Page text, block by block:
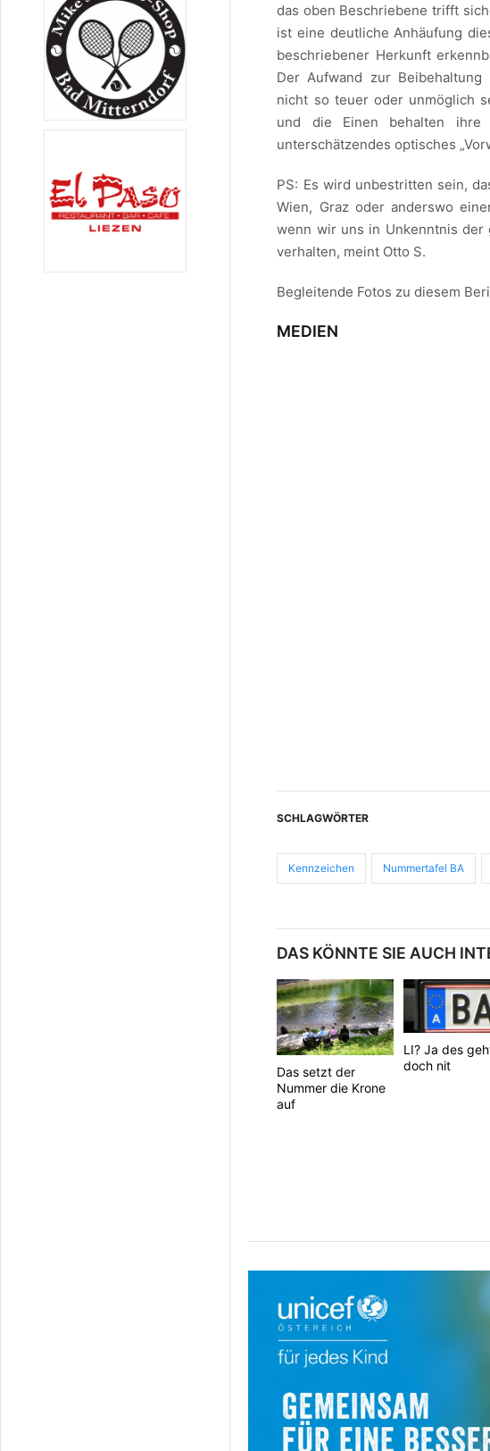
das oben Beschriebene trifft
ist eine deutliche Anhäufung
beschriebener Herkunft
Der Aufwand zur
nicht so teuer oder unmöglich
und die Einen behalten
unterschätzendes optisches
PS: Es wird unbestritten sein,
Wien, Graz oder anderswo
wenn wir uns in Unkenntnis der
verhalten, meint Otto S.
Begleitende Fotos zu diesem
MEDIEN
SCHLAGWÖRTER
Kennzeichen Nummertafel BA
DAS KÖNNTE SIE AUCH
Das setzt der
Nummer die Krone
auf
LI? Ja des
doch nit